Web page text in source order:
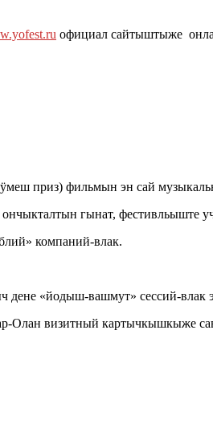
официал сайтыштыже
приз) фильмын эн сай
гынат, фестивльыште
компаний-влак.
дене «йодыш-вашмут» сессий-влак
Олан визитный картычкышкыже